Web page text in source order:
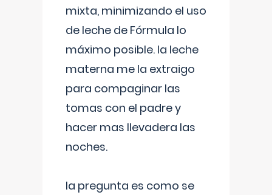
mixta, minimizando el uso
de leche de Fórmula lo
máximo posible. la leche
materna me la extraigo
para compaginar las
tomas con el padre y
hacer mas llevadera las
noches.
la pregunta es como se